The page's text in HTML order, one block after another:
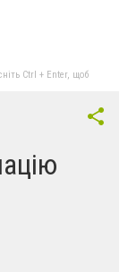
Ctrl + Enter, щоб